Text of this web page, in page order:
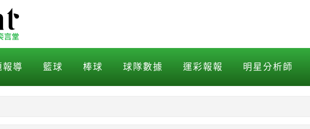
上半季最終割喉戰 勝投王PK防禦
報導 籃球 棒球 球隊數據 運彩報報 明星分析師